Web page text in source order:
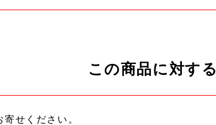
この商品に対す
せください。